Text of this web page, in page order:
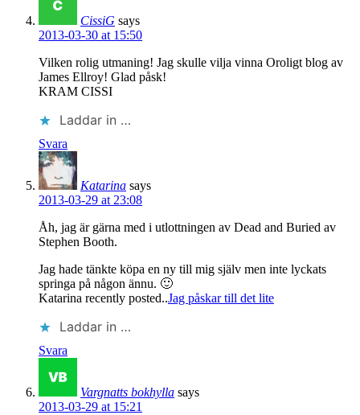
CissiG says
2013-03-30 at 15:50
Vilken rolig utmaning! Jag skulle vilja vinna Oroligt blog av
James Ellroy! Glad påsk!
KRAM CISSI
Laddar in …
Svara
Katarina says
2013-03-29 at 23:08
Åh, jag är gärna med i utlottningen av Dead and Buried av
Stephen Booth.
Jag hade tänkte köpa en ny till mig själv men inte lyckats
springa på någon ännu. 🙂
Katarina recently posted..Jag påskar till det lite
Laddar in …
Svara
Vargnatts bokhylla says
2013-03-29 at 15:21